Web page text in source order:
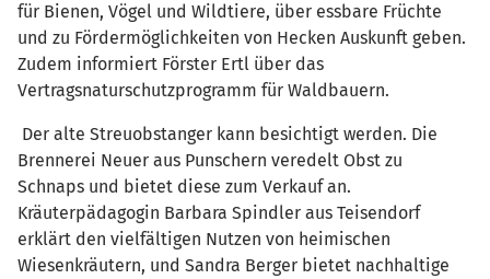
für Bienen, Vögel und Wildtiere, über essbare Früchte
und zu Fördermöglichkeiten von Hecken Auskunft geben.
Zudem informiert Förster Ertl über das
Vertragsnaturschutzprogramm für Waldbauern.
Der alte Streuobstanger kann besichtigt werden. Die
Brennerei Neuer aus Punschern veredelt Obst zu
Schnaps und bietet diese zum Verkauf an.
Kräuterpädagogin Barbara Spindler aus Teisendorf
erklärt den vielfältigen Nutzen von heimischen
Wiesenkräutern, und Sandra Berger bietet nachhaltige